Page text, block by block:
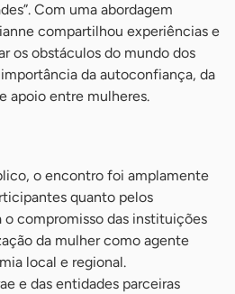
Com uma abordagem
compartilhou experiências e
os obstáculos do mundo dos
da autoconfiança, da
apoio entre mulheres.
o encontro foi amplamente
quanto pelos
o compromisso das instituições
da mulher como agente
local e regional.
e das entidades parceiras